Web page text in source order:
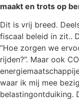
maakt en trots op
Dit is vrij breed.
fiscaal beleid in zit..
“Hoe zorgen we
rijden?”. Maar ook
waar ik mij mee
belastingontduiking.